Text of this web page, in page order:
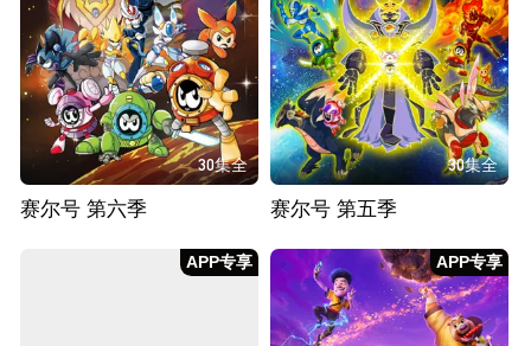
30集全
赛尔号 第六季
30集全
赛尔号 第五季
APP专享 APP专享